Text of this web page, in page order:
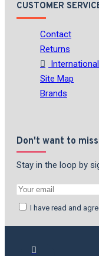
CUSTOMER
Contact
Returns
Site Map
Brands
Don't want to
Stay in the loop by
I have read and